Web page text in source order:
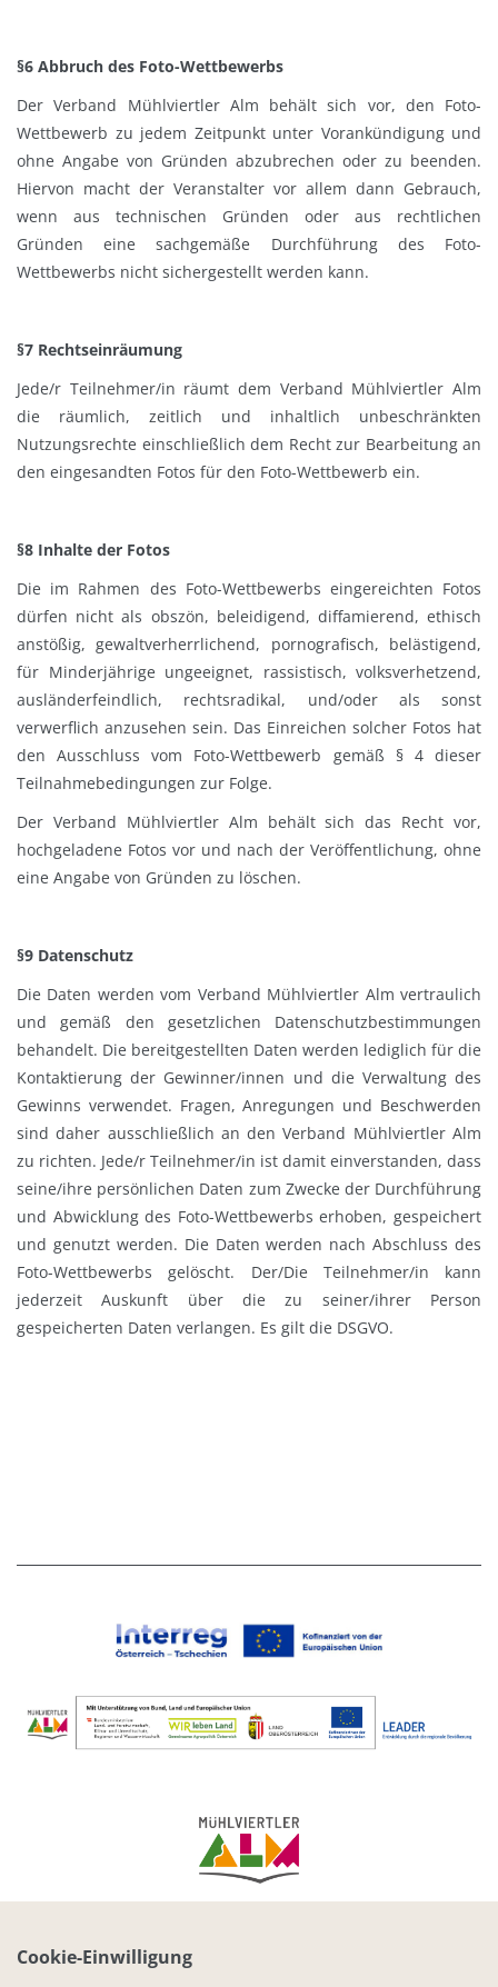
Cookie-Einwilligung
§6 Abbruch des Foto-Wettbewerbs
Der Verband Mühlviertler Alm behält sich vor, den Foto-
Wettbewerb zu jedem Zeitpunkt unter Vorankündigung und
ohne Angabe von Gründen abzubrechen oder zu beenden.
Hiervon macht der Veranstalter vor allem dann Gebrauch,
wenn aus technischen Gründen oder aus rechtlichen
Gründen eine sachgemäße Durchführung des Foto-
Wettbewerbs nicht sichergestellt werden kann.
§7 Rechtseinräumung
Jede/r Teilnehmer/in räumt dem Verband Mühlviertler Alm
die räumlich, zeitlich und inhaltlich unbeschränkten
Nutzungsrechte einschließlich dem Recht zur Bearbeitung an
den eingesandten Fotos für den Foto-Wettbewerb ein.
§8 Inhalte der Fotos
Die im Rahmen des Foto-Wettbewerbs eingereichten Fotos
dürfen nicht als obszön, beleidigend, diffamierend, ethisch
anstößig, gewaltverherrlichend, pornografisch, belästigend,
für Minderjährige ungeeignet, rassistisch, volksverhetzend,
ausländerfeindlich, rechtsradikal, und/oder als sonst
verwerflich anzusehen sein. Das Einreichen solcher Fotos hat
den Ausschluss vom Foto-Wettbewerb gemäß § 4 dieser
Teilnahmebedingungen zur Folge.
Der Verband Mühlviertler Alm behält sich das Recht vor,
hochgeladene Fotos vor und nach der Veröffentlichung, ohne
eine Angabe von Gründen zu löschen.
§9 Datenschutz
Die Daten werden vom Verband Mühlviertler Alm vertraulich
und gemäß den gesetzlichen Datenschutzbestimmungen
behandelt. Die bereitgestellten Daten werden lediglich für die
Kontaktierung der Gewinner/innen und die Verwaltung des
Gewinns verwendet. Fragen, Anregungen und Beschwerden
sind daher ausschließlich an den Verband Mühlviertler Alm
zu richten. Jede/r Teilnehmer/in ist damit einverstanden, dass
seine/ihre persönlichen Daten zum Zwecke der Durchführung
und Abwicklung des Foto-Wettbewerbs erhoben, gespeichert
und genutzt werden. Die Daten werden nach Abschluss des
Foto-Wettbewerbs gelöscht. Der/Die Teilnehmer/in kann
jederzeit Auskunft über die zu seiner/ihrer Person
gespeicherten Daten verlangen. Es gilt die DSGVO.